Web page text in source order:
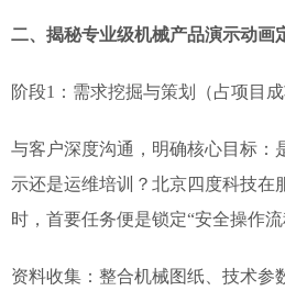
二、揭秘专业级机械产品演示动画
阶段1：需求挖掘与策划（占项目成
与客户深度沟通，明确核心目标：
示还是运维培训？北京四度科技在
时，首要任务便是锁定“安全操作流
资料收集：整合机械图纸、技术参